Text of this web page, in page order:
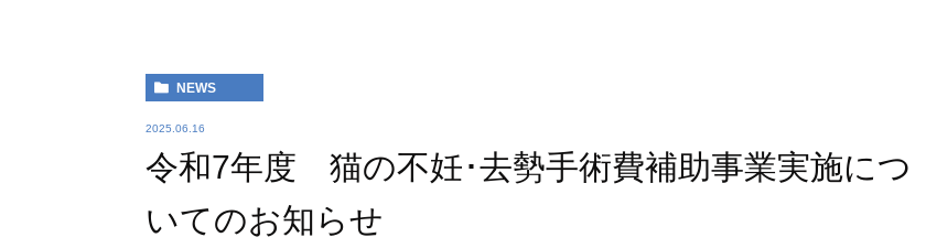
NEWS
2025.06.16
令和7年度 猫の不妊･去勢手術費補助事業実施につ
いてのお知らせ